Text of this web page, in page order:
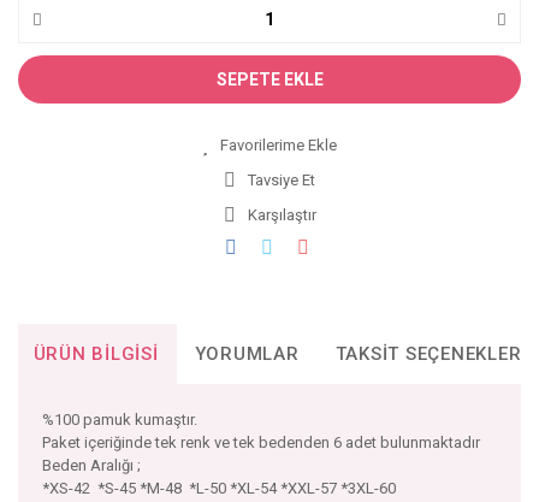
SEPETE EKLE
Tavsiye Et
Karşılaştır
ÜRÜN BILGISI YORUMLAR TAKSIT SEÇENEKLERI
%100 pamuk kumaştır.
Paket içeriğinde tek renk ve tek bedenden 6 adet bulunmaktadır
Beden Aralığı ;
*XS-42 *S-45 *M-48 *L-50 *XL-54 *XXL-57 *3XL-60